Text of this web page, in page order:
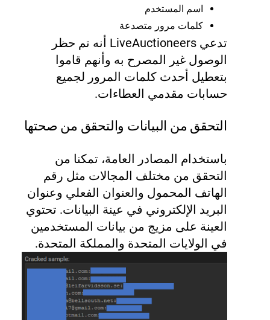
اسم المستخدم
كلمات مرور متصدعة
تدعي LiveAuctioneers أنه تم حظر
الوصول غير المصرح به وأنهم قاموا
بتعطيل أحدث كلمات المرور لجميع
حسابات مقدمي العطاءات.
التحقق من البيانات والتحقق من صحتها
باستخدام المصادر العامة، تمكنا من
التحقق من مختلف المجالات مثل رقم
الهاتف المحمول والعنوان الفعلي وعنوان
البريد الإلكتروني في عينة البيانات. تحتوي
العينة على مزيج من بيانات المستخدمين
في الولايات المتحدة والمملكة المتحدة.